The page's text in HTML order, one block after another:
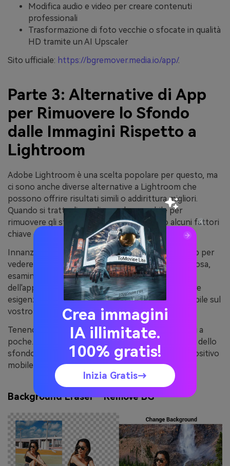
Modifica audio e video per creare contenuti
professionali
Trasformazione di foto vecchie o sfocate in qualità
HD tramite un AI Upscaler
Sito ufficiale: https://bgremover.media.io/app/.
Parte 3: Alternative di App
per Rimuovere lo Sfondo
dalle Immagini Rispetto a
Lightroom
Adobe Lightroom è una scelta popolare per questo, ma
ci sono anche diverse alternative a Lightroom che
possono offrire risultati simili o addirittura migliori.
Quando si tratta di scegliere un'app mobile per
rimuovere gli sfondi dalle immagini, ci sono alcuni fattori
chiave da considerare.
Innanzitutto, date un'occhiata alle funzioni dell'app per
vedere se soddisfa le vostre esigenze. Per prima cosa,
esaminate le caratteristiche e le funzioni
dell'applicazione per verificare se soddisfa le vostre
esigenze. Inoltre, assicuratevi che l'app sia accessibile sul
vostro dispositivo e facile da usare.
Tenendo conto di ciò, abbiamo ristretto le opzioni a
poche. Ecco quindi le applicazioni per la rimozione dello
sfondo delle immagini da utilizzare sul vostro dispositivo
mobile:
Background Eraser - Remove BG
Crea immagini
IA illimitate.
100% gratis!
Inizia Gratis→